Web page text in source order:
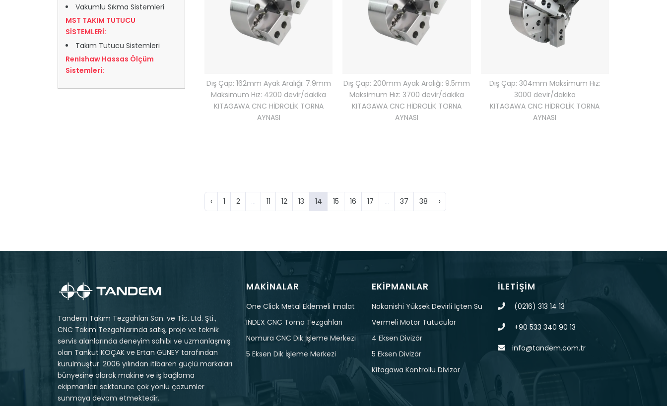
Dış Çap: 304mm Maksimum Hız:
3000 devir/dakika
KITAGAWA CNC HİDROLİK TORNA
AYNASI
Dış Çap: 162mm Ayak Aralığı: 7.9mm
Maksimum Hız: 4200 devir/dakika
KITAGAWA CNC HİDROLİK TORNA
AYNASI
Dış Çap: 200mm Ayak Aralığı: 9.5mm
Maksimum Hız: 3700 devir/dakika
KITAGAWA CNC HİDROLİK TORNA
AYNASI
‹ 1 2 ... 11 12 13 14 15 16 17 ... 37 38 ›
Vakumlu Sıkma Sistemleri
MST TAKIM TUTUCU
SİSTEMLERİ:
Takım Tutucu Sistemleri
RenIshaw Hassas Ölçüm
Sistemleri:
Tandem Takım Tezgahları San. ve Tic. Ltd. Şti.,
CNC Takım Tezgahlarında satış, proje ve teknik
servis alanlarında deneyim sahibi ve uzmanlaşmış
olan Tankut KOÇAK ve Ertan GÜNEY tarafından
kurulmuştur. 2006 yılından itibaren güçlü markaları
bünyesine alarak makine ve iş bağlama
ekipmanları sektörüne çok yönlü çözümler
sunmaya devam etmektedir.
MAKINALAR
One Click Metal Eklemeli İmalat
INDEX CNC Torna Tezgahları
Nomura CNC Dik İşleme Merkezi
5 Eksen Dik İşleme Merkezi
EKIPMANLAR
Nakanishi Yüksek Devirli İçten Su
Vermeli Motor Tutucular
4 Eksen Divizör
5 Eksen Divizör
Kitagawa Kontrollü Divizör
İLETIŞIM
(0216) 313 14 13
+90 533 340 90 13
info@tandem.com.tr